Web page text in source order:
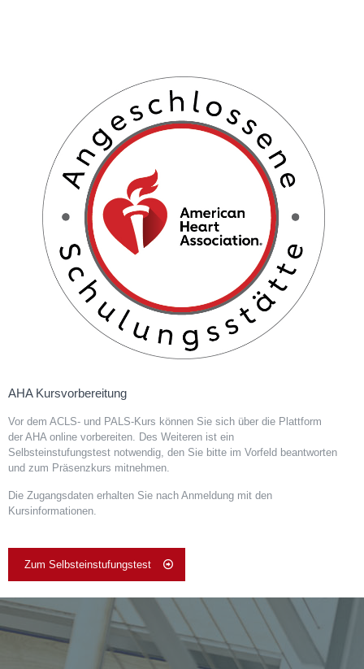
AHA Kursvorbereitung
Vor dem ACLS- und PALS-Kurs können Sie sich über die Plattform
der AHA online vorbereiten. Des Weiteren ist ein
Selbsteinstufungstest notwendig, den Sie bitte im Vorfeld beantworten
und zum Präsenzkurs mitnehmen.
Die Zugangsdaten erhalten Sie nach Anmeldung mit den
Kursinformationen.
Zum Selbsteinstufungstest